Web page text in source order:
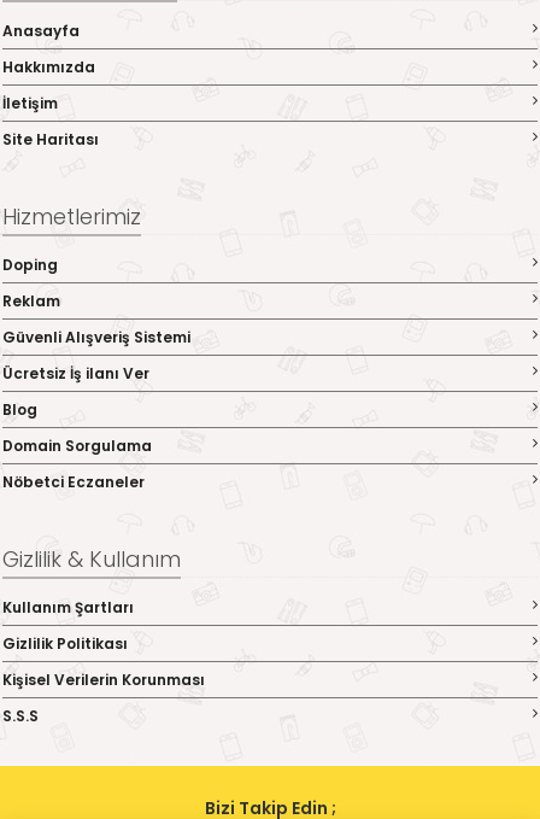
Anasayfa
Hakkımızda
İletişim
Site Haritası
Hizmetlerimiz
Doping
Reklam
Güvenli Alışveriş Sistemi
Ücretsiz İş ilanı Ver
Blog
Domain Sorgulama
Nöbetci Eczaneler
Gizlilik & Kullanım
Kullanım Şartları
Gizlilik Politikası
Kişisel Verilerin Korunması
S.S.S
Bizi Takip Edin ;